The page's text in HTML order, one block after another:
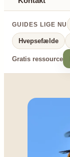
GUIDES LIGE NU
Hvepsefælde
Gratis ressource